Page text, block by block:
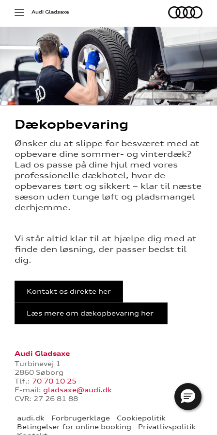
services
forrudeskift
elbiler
Toggle
navigation
Audi
Audi Gladsaxe
Dækopbevaring
Ønsker du at slippe for besværet med at
opbevare dine sommer- og vinterdæk?
Lad os passe på dine hjul med vores
professionelle dækhotel, hvor de
opbevares tørt og sikkert – klar til næste
sæson uden tunge løft og pladsmangel
derhjemme.
Vi står altid klar til at hjælpe dig med at
finde den løsning, der passer bedst til
dig.
Kontakt os direkte her
Læs mere om dækopbevaring her
Audi Gladsaxe
Turbinevej 1
2860 Søborg
Tlf.: 70 70 10 25
E-mail: gladsaxe@audi.dk
CVR: 27 26 81 88
audi.dk Forbrugerklage
Cookiepolitik
Betingelser for online booking
Privatlivspolitik